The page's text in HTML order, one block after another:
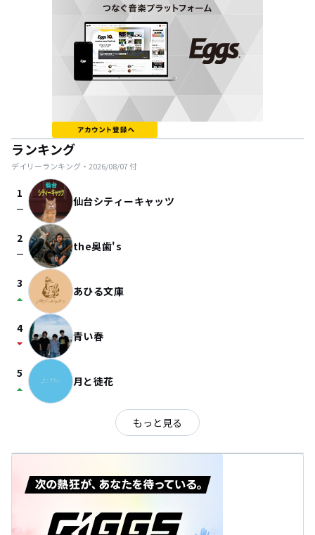
ランキング
デイリーランキング・ 2026/08/07付
1
check_indeterminate_small 仙台シティーキャッツ
2
check_indeterminate_small the奥歯's
3
arrow_drop_up あひる文庫
4
arrow_drop_down 青い春
5
arrow_drop_up 月と徒花
もっと見る